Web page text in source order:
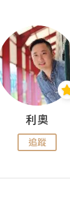
利奧
追蹤